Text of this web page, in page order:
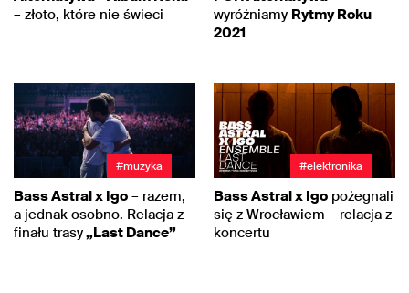
– złoto, które nie świeci
wyróżniamy Rytmy Roku
2021
#muzyka
Bass Astral x Igo – razem,
a jednak osobno. Relacja z
finału trasy„Last Dance”
#elektronika
Bass Astral x Igo pożegnali
się z Wrocławiem – relacja z
koncertu